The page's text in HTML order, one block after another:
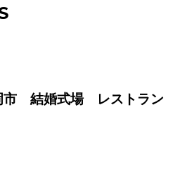
結婚式場 レストラン